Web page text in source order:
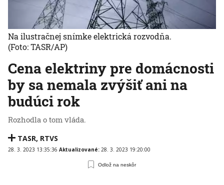
Cena elektriny pre domácnosti
by sa nemala zvýšiť ani na
budúci rok
Rozhodla o tom vláda.
TASR, RTVS
28. 3. 2023 13:35:36 Aktualizované: 28. 3. 2023 19:20:00
Odlož na neskôr
Na ilustračnej snímke elektrická rozvodňa.
(Foto: TASR/AP)